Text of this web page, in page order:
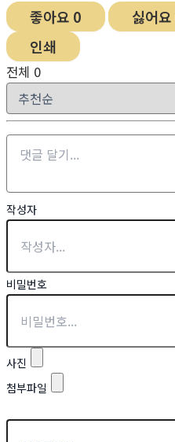
과
자
수
솜
를
겨
풍
성
한
해
원
한
다.
좋아요 0 싫어요
인쇄
전체 0
작성자
비밀번호
사진
첨부파일